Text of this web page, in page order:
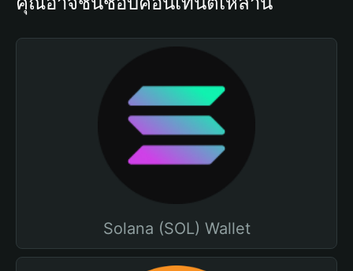
Solana (SOL) Wallet